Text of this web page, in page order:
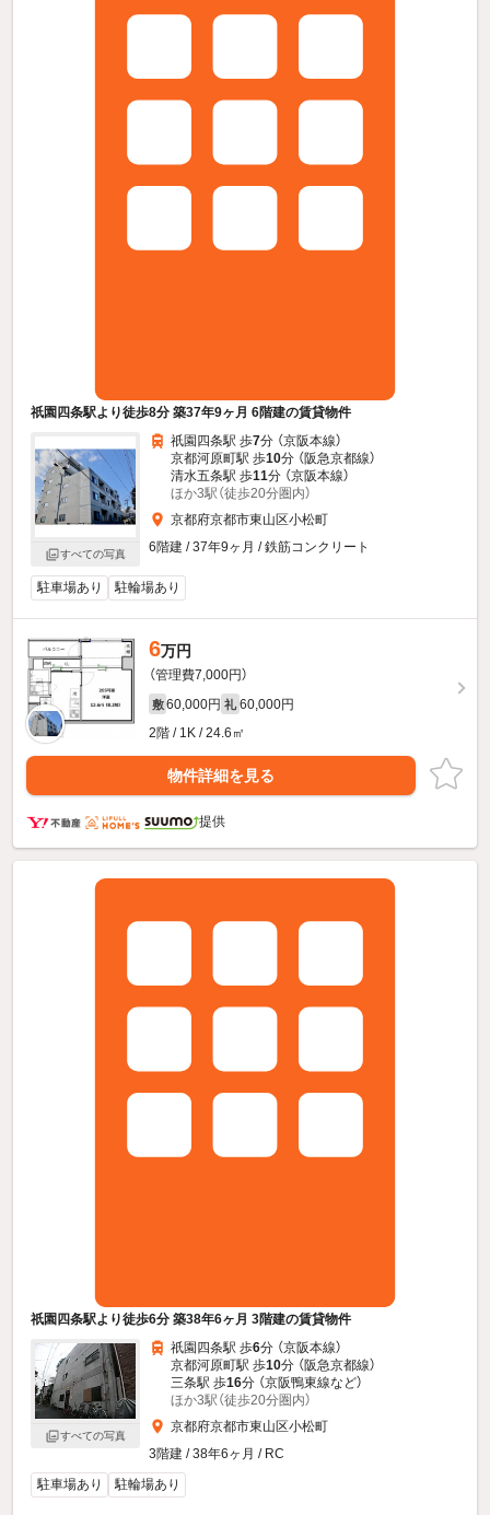
祇園四条駅より徒歩8分 築37年9ヶ月 6階建の賃貸物件
すべての写真
祇園四条駅 歩7分 （京阪本線）
京都河原町駅 歩10分 （阪急京都線）
清水五条駅 歩11分 （京阪本線）
ほか3駅（徒歩20分圏内）
京都府京都市東山区小松町
6階建 / 37年9ヶ月 / 鉄筋コンクリート
駐車場あり 駐輪場あり
6万円
（管理費7,000円）
敷 60,000円 礼 60,000円
2階 / 1K / 24.6㎡
物件詳細を見る
提供
祇園四条駅より徒歩6分 築38年6ヶ月 3階建の賃貸物件
すべての写真
祇園四条駅 歩6分 （京阪本線）
京都河原町駅 歩10分 （阪急京都線）
三条駅 歩16分 （京阪鴨東線など）
ほか3駅（徒歩20分圏内）
京都府京都市東山区小松町
3階建 / 38年6ヶ月 / RC
駐車場あり
駐輪場あり